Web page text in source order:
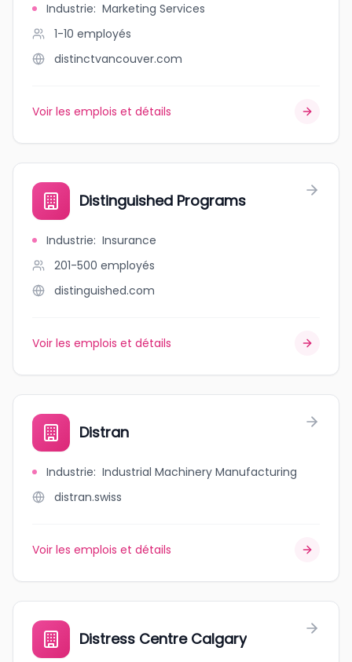
Industrie: Marketing Services
1-10 employés
distinctvancouver.com
Voir les emplois et détails
Distinguished Programs
Industrie: Insurance
201-500 employés
distinguished.com
Voir les emplois et détails
Distran
Industrie: Industrial Machinery Manufacturing
distran.swiss
Voir les emplois et détails
Distress Centre Calgary